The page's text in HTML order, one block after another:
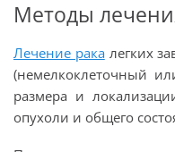
Методы
Лечение ракалегких
(немелкоклеточный
размера и
опухоли и общего